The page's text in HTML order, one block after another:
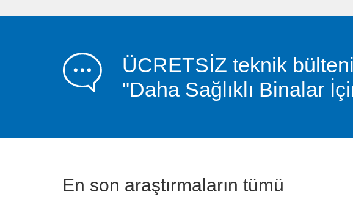
ÜCRETSİZ teknik
"Daha Sağlıklı Binalar
En son araştırmaların tümü